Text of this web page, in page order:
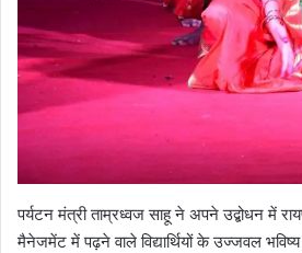
पर्यटन मंत्री ताम्रध्वज साहू ने अपने उद्बोधन में
मैनेजमेंट में पढ़ने वाले विद्यार्थियों के उज्जवल